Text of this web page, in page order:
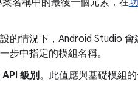
名稱中的最後一個元素，在
的情況下，Android Studio
步中指定的模組名稱。
級別。此值應與基礎模組的